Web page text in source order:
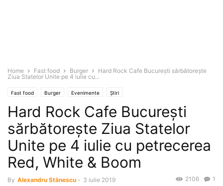
Home Fast food Burger
Hard Rock Cafe Bucureşti sărbătoreşte
Ziua Statelor Unite pe 4 iulie cu...
Fast food Burger Evenimente Știri
Hard Rock Cafe Bucureşti
sărbătoreşte Ziua Statelor
Unite pe 4 iulie cu petrecerea
Red, White & Boom
By Alexandru Stănescu - 3 iulie 2019 1
2106